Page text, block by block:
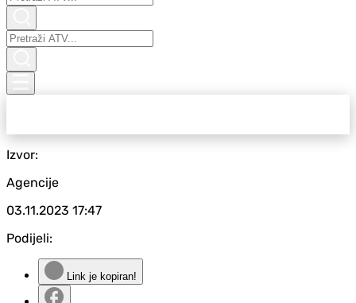
Izvor:
Agencije
03.11.2023 17:47
Podijeli:
Link je kopiran!